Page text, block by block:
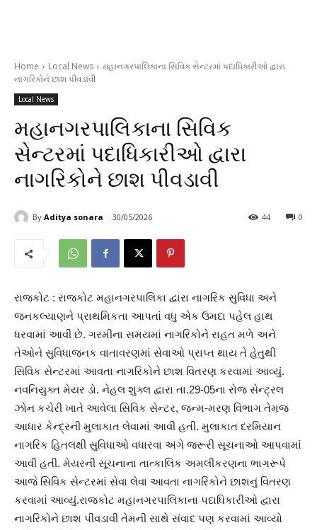
Home Local News
મહાનગરપાલિકાના સિવિક સેન્ટરમાં પદાધિકારીઓ દ્વારા
નાગરિકોને છાશ પીવડાવી
Local News
મહાનગરપાલિકાના સિવિક
સેન્ટરમાં પદાધિકારીઓ દ્વારા
નાગરિકોને છાશ પીવડાવી
By Aditya sonara 30/05/2026 0
44
રાજકોટ : રાજકોટ મહાનગરપાલિકા દ્વારા નાગરિક સુવિધા અને
જનકલ્યાણને પ્રાથમિકતા આપતાં વધુ એક ઉમદા પહેલ હાથ
ધરવામાં આવી છે. ગરમીના સમયમાં નાગરિકોને રાહત મળે અને
તેઓને સુવિધાજનક વાતાવરણમાં સેવાઓ પ્રાપ્ત થાય તે હેતુથી
સિવિક સેન્ટરમાં આવતા નાગરિકોને છાશ વિતરણ કરવામાં આવ્યું.
નવનિયુક્ત મેયર ડો. નેહલ શુક્લ દ્વારા તા.29-05ના રોજ સેન્ટ્રલ
ઝોન કચેરી ખાતે આવેલા સિવિક સેન્ટર, જન્મ-મરણ વિભાગ તેમજ
આધાર કેન્દ્રની મુલાકાત લેવામાં આવી હતી. મુલાકાત દરમિયાન
નાગરિક હિતલક્ષી સુવિધાઓ વધારવા અંગે જરૂરી સૂચનાઓ આપવામાં
આવી હતી. મેયરની સૂચનાના તાત્કાલિક અમલીકરણના ભાગરૂપે
આજે સિવિક સેન્ટરમાં સેવા લેવા આવતા નાગરિકોને છાશનું વિતરણ
કરવામાં આવ્યું.રાજકોટ મહાનગરપાલિકાના પદાધિકારીઓ દ્વારા
નાગરિકોને છાશ પીવડાવી તેમની સાથે સંવાદ પણ કરવામાં આવ્યો